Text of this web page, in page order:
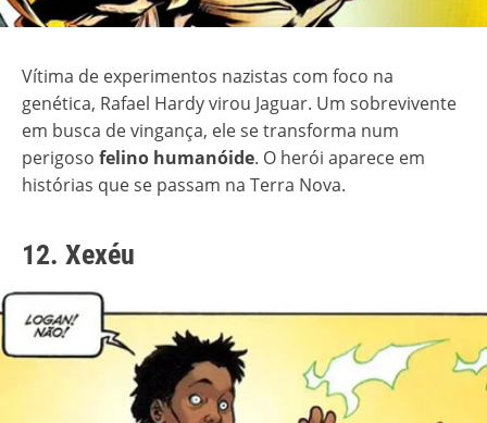
Vítima de experimentos nazistas com foco na
genética, Rafael Hardy virou Jaguar. Um sobrevivente
em busca de vingança, ele se transforma num
perigoso felino humanóide. O herói aparece em
histórias que se passam na Terra Nova.
12. Xexéu